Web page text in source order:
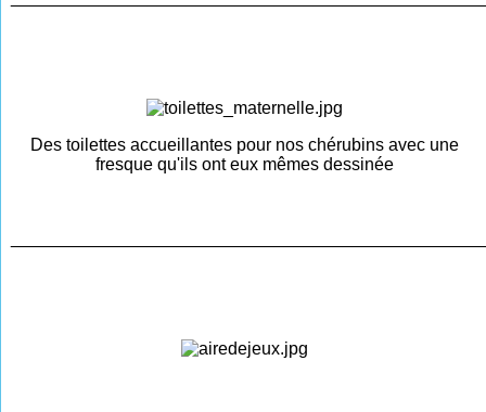
Des toilettes accueillantes pour nos chérubins avec une
fresque qu'ils ont eux mêmes dessinée